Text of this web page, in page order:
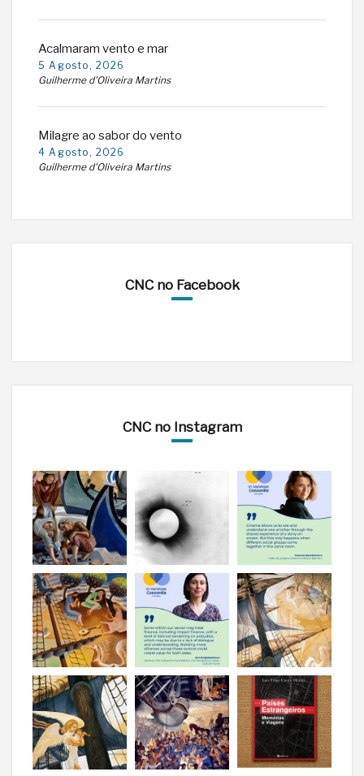
Acalmaram vento e mar
5 Agosto, 2026
Guilherme d'Oliveira Martins
Milagre ao sabor do vento
4 Agosto, 2026
Guilherme d'Oliveira Martins
CNC no Facebook
CNC no Instagram